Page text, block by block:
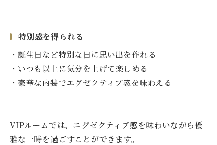
特別感を得られる
・誕生日など特別な日に思い出を作れる
・いつも以上に気分を上げて楽しめる
・ 豪華な内装でエグゼクティブ感を味わえる
VIPルームでは、エグゼクティブ感を味わいながら優
雅な一時を過ごすことができます。